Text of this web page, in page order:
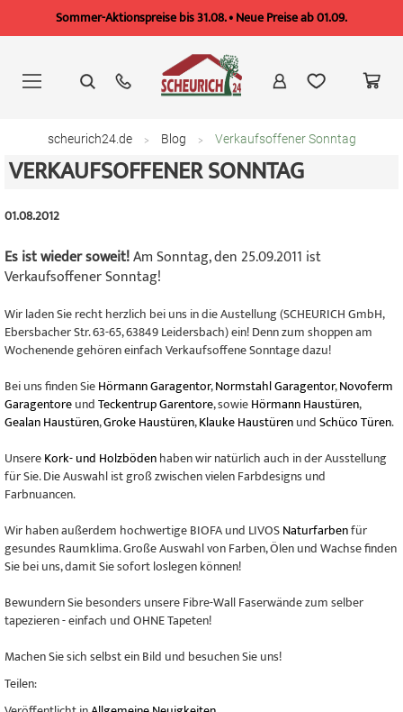
Sommer-Aktionspreise bis 31.08. • Neue Preise ab 01.09.
springen
scheurich24.de Blog Verkaufsoffener Sonntag
VERKAUFSOFFENER SONNTAG
01.08.2012
Es ist wieder soweit!Am Sonntag, den 25.09.2011 ist
Verkaufsoffener Sonntag!
Wir laden Sie recht herzlich bei uns in die Austellung (SCHEURICH GmbH,
Ebersbacher Str. 63-65, 63849 Leidersbach) ein! Denn zum shoppen am
Wochenende gehören einfach Verkaufsoffene Sonntage dazu!
Bei uns finden SieHörmann Garagentor,Normstahl Garagentor,Novoferm
GaragentoreundTeckentrup Garentore, sowieHörmann Haustüren,
Gealan Haustüren,Groke Haustüren,Klauke HaustürenundSchüco Türen.
UnsereKork- und Holzbödenhaben wir natürlich auch in der Ausstellung
für Sie. Die Auswahl ist groß zwischen vielen Farbdesigns und
Farbnuancen.
Wir haben außerdem hochwertige BIOFA und LIVOSNaturfarbenfür
gesundes Raumklima. Große Auswahl von Farben, Ölen und Wachse finden
Sie bei uns, damit Sie sofort loslegen können!
Bewundern Sie besonders unsere Fibre-Wall Faserwände zum selber
tapezieren - einfach und OHNE Tapeten!
Machen Sie sich selbst ein Bild und besuchen Sie uns!
Teilen: